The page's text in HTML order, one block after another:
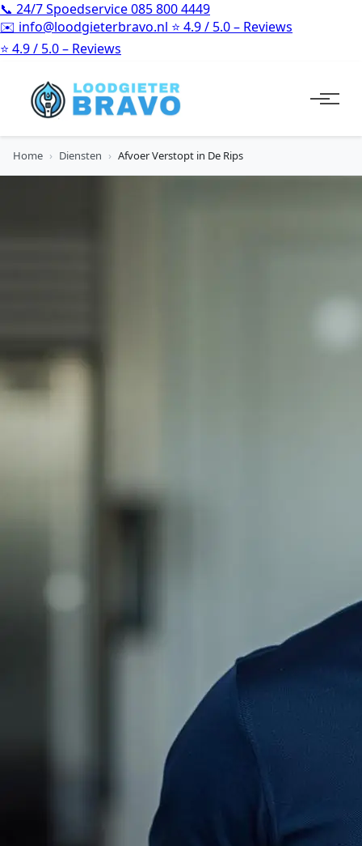
📞 24/7 Spoedservice085 800 4449
✉️ info@loodgieterbravo.nl ⭐ 4.9 / 5.0 – Reviews
⭐ 4.9 / 5.0 – Reviews
Home › Diensten › Afvoer Verstopt in De Rips